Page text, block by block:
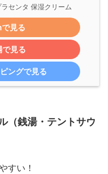
センタ 保湿クリーム
見る
で見る
ングで見る
（銭湯・テントサウ
すい！